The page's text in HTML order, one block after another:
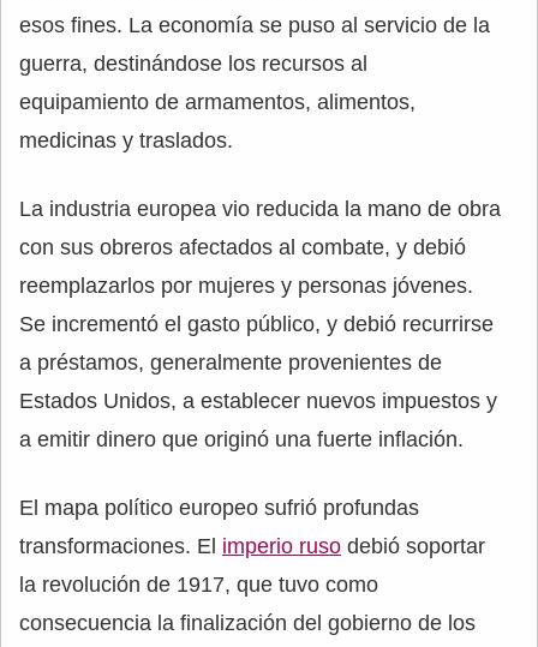
esos fines. La economía se puso al servicio de la
guerra, destinándose los recursos al
equipamiento de armamentos, alimentos,
medicinas y traslados.
La industria europea vio reducida la mano de obra
con sus obreros afectados al combate, y debió
reemplazarlos por mujeres y personas jóvenes.
Se incrementó el gasto público, y debió recurrirse
a préstamos, generalmente provenientes de
Estados Unidos, a establecer nuevos impuestos y
a emitir dinero que originó una fuerte inflación.
El mapa político europeo sufrió profundas
transformaciones. El imperio ruso debió soportar
la revolución de 1917, que tuvo como
consecuencia la finalización del gobierno de los